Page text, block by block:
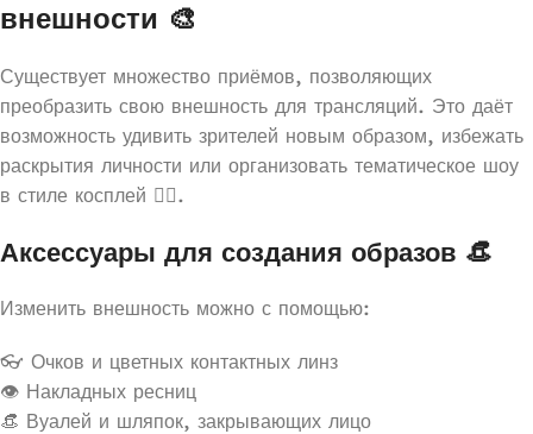
внешности 🎨
Существует множество приёмов, позволяющих
преобразить свою внешность для трансляций. Это даёт
возможность удивить зрителей новым образом, избежать
раскрытия личности или организовать тематическое шоу
в стиле косплей 🦸‍♀️.
Аксессуары для создания образов 👒
Изменить внешность можно с помощью:
👓 Очков и цветных контактных линз
👁️ Накладных ресниц
👒 Вуалей и шляпок, закрывающих лицо